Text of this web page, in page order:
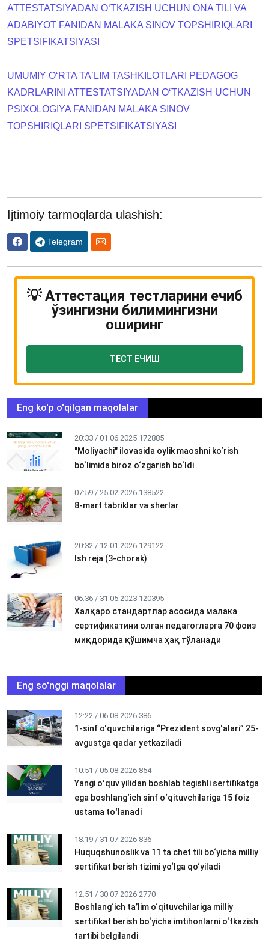
ATTESTATSIYADAN OʻTKAZISH UCHUN ONA TILI VA
ADABIYOT FANIDAN MALAKA SINOV TOPSHIRIQLARI
SPETSIFIKATSIYASI
UMUMIY OʻRTA TAʼLIM TASHKILOTLARI PEDAGOG
KADRLARINI ATTESTATSIYADAN OʻTKAZISH UCHUN
PSIXOLOGIYA FANIDAN MALAKA SINOV
TOPSHIRIQLARI SPETSIFIKATSIYASI
Ijtimoiy tarmoqlarda ulashish:
Telegram
💡 Аттестация тестларини ечиб
ўзингизни билимингизни
оширинг
ТЕСТ ЕЧИШ
Eng ko'p o'qilgan maqolalar
20:33 / 01.06.2025 172885
"Moliyachi" ilovasida oylik maoshni ko‘rish
bo‘limida biroz o‘zgarish bo‘ldi
07:59 / 25.02.2026 138522
8-mart tabriklar va sherlar
20:32 / 12.01.2026 129122
Ish reja (3-chorak)
06:36 / 31.05.2023 120395
Халқаро стандартлар асосида малака
сертификатини олган педагогларга 70 фоиз
миқдорида қўшимча ҳақ тўланади
Eng so'nggi maqolalar
12:22 / 06.08.2026 386
1-sinf o‘quvchilariga “Prezident sovg‘alari” 25-
avgustga qadar yetkaziladi
10:51 / 05.08.2026 854
Yangi oʻquv yilidan boshlab tegishli sertifikatga
ega boshlangʻich sinf oʻqituvchilariga 15 foiz
ustama toʻlanadi
18:19 / 31.07.2026 836
Huquqshunoslik va 11 ta chet tili bo‘yicha milliy
sertifikat berish tizimi yo‘lga qo‘yiladi
12:51 / 30.07.2026 2770
Boshlang‘ich ta’lim o‘qituvchilariga milliy
sertifikat berish bo‘yicha imtihonlarni o‘tkazish
tartibi belgilandi